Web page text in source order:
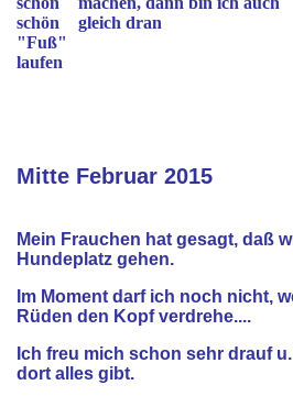
schön
"Fuß"
laufen
gleich dran
Mitte Februar 2015
Mein Frauchen hat gesagt, daß
Hundeplatz gehen.
Im Moment darf ich noch nicht,
Rüden den Kopf verdrehe....
Ich freu mich schon sehr drauf
dort alles gibt.